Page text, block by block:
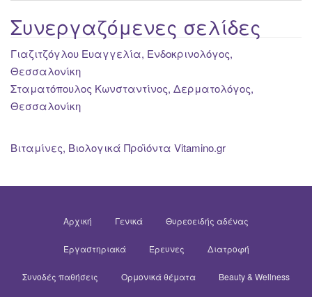
Συνεργαζόμενες σελίδες
Γιαζιτζόγλου Ευαγγελία, Ενδοκρινολόγος,
Θεσσαλονίκη
Σταματόπουλος Κωνσταντίνος, Δερματολόγος,
Θεσσαλονίκη
Βιταμίνες, Βιολογικά Προϊόντα Vitamino.gr
Αρχική Γενικά Θυρεοειδής αδένας
Εργαστηριακά Έρευνες Διατροφή
Συνοδές παθήσεις Ορμονικά θέματα Beauty & Wellness